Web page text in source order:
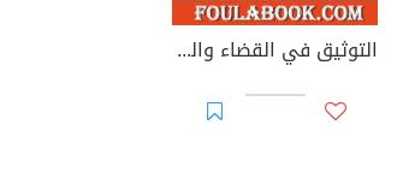
التوثيق في القضاء والقانون المغربيين - الجزء 69